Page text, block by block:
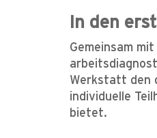
In den
Gemeinsam
Werkstatt den
individuelle
bietet.